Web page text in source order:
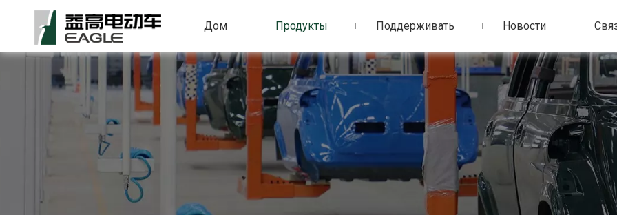
Дом Продукты Поддерживать Новости